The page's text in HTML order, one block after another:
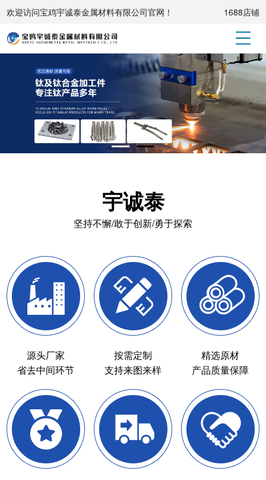
欢迎访问宝鸡宇诚泰金属材料有限公司官网！ 1688店铺
宇诚泰
坚持不懈/敢于创新/勇于探索
源头厂家
省去中间环节
按需定制
支持来图来样
精选原材
产品质量保障